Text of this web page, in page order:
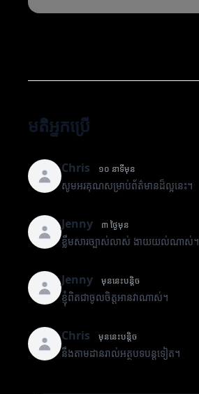
មតិអ្នកប្រើ
Chris ១០ នាទីមុន
សូមអរគុណសម្រាប់ព័ត៌មានដ៏ល្អនេះ។
Jenny ៣ ថ្ងៃមុន
ខ្លឹមសារច្បាស់លាស់ ងាយយល់ណាស់។
Jenny មុននេះបន្តិច
ខ្ញុំពិតជាចូលចិត្តអានវាណាស់។
Chris មុននេះបន្តិច
នឹងតាមដានរាល់អត្ថបទបន្តទៀត។